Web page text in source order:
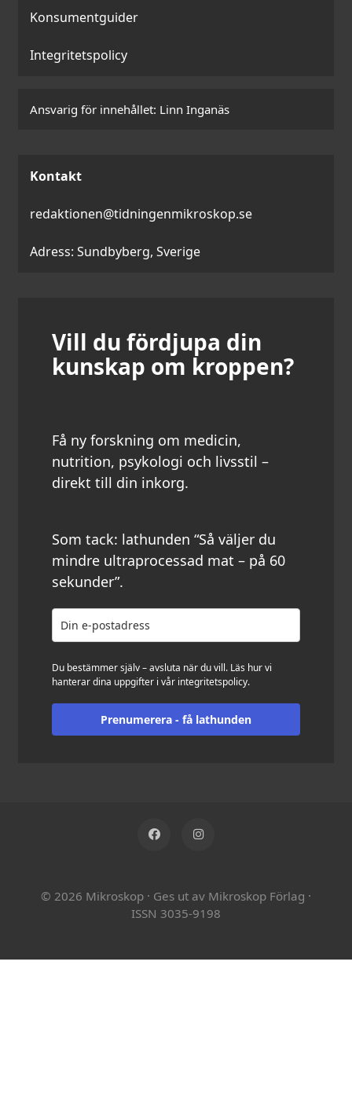
Konsumentguider
Integritetspolicy
Ansvarig för innehållet: Linn Inganäs
Kontakt
redaktionen@tidningenmikroskop.se
Adress: Sundbyberg, Sverige
Vill du fördjupa din
kunskap om kroppen?
Få ny forskning om medicin,
nutrition, psykologi och livsstil –
direkt till din inkorg.
Som tack: lathunden “Så väljer du
mindre ultraprocessad mat – på 60
sekunder”.
Du bestämmer själv – avsluta när du vill. Läs hur vi
hanterar dina uppgifter i vår integritetspolicy.
Prenumerera - få lathunden
© 2026 Mikroskop · Ges ut av Mikroskop Förlag ·
ISSN 3035-9198